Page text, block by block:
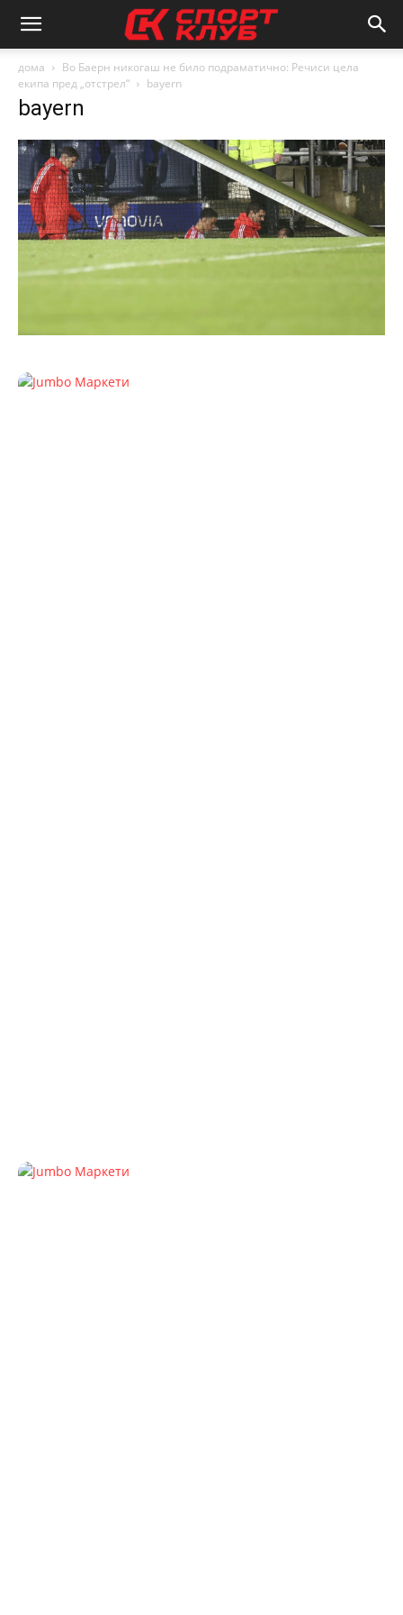
дома
Во Баерн никогаш не било подраматично: Речиси цела
екипа пред „отстрел“
bayern
bayern